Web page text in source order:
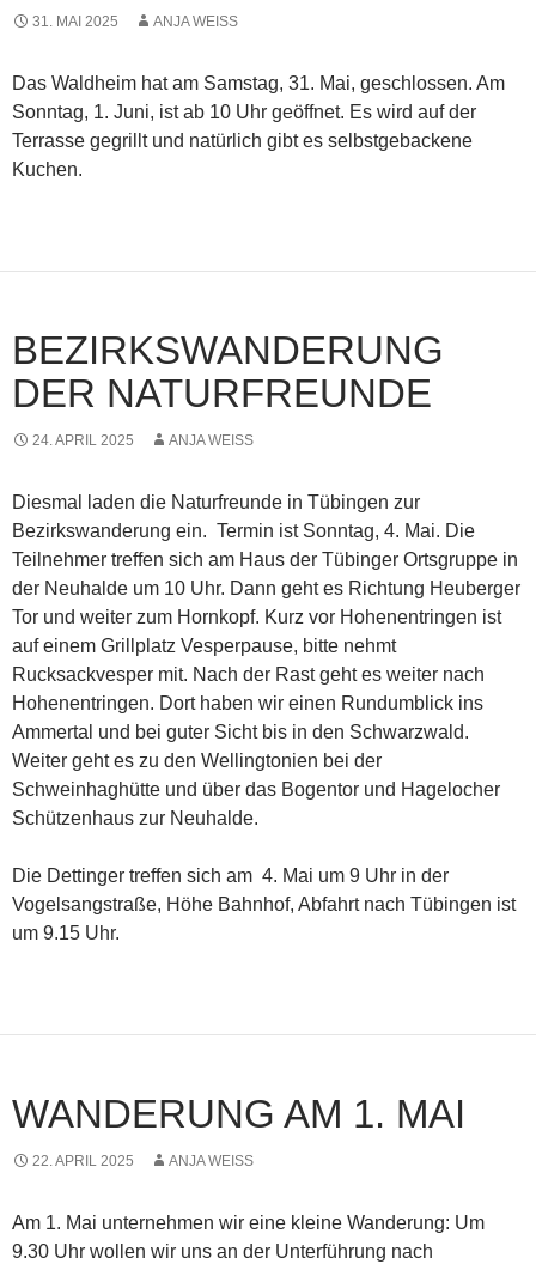
31. MAI 2025 ANJA WEISS
Das Waldheim hat am Samstag, 31. Mai, geschlossen. Am
Sonntag, 1. Juni, ist ab 10 Uhr geöffnet. Es wird auf der
Terrasse gegrillt und natürlich gibt es selbstgebackene
Kuchen.
BEZIRKSWANDERUNG
DER NATURFREUNDE
24. APRIL 2025 ANJA WEISS
Diesmal laden die Naturfreunde in Tübingen zur
Bezirkswanderung ein. Termin ist Sonntag, 4. Mai. Die
Teilnehmer treffen sich am Haus der Tübinger Ortsgruppe in
der Neuhalde um 10 Uhr. Dann geht es Richtung Heuberger
Tor und weiter zum Hornkopf. Kurz vor Hohenentringen ist
auf einem Grillplatz Vesperpause, bitte nehmt
Rucksackvesper mit. Nach der Rast geht es weiter nach
Hohenentringen. Dort haben wir einen Rundumblick ins
Ammertal und bei guter Sicht bis in den Schwarzwald.
Weiter geht es zu den Wellingtonien bei der
Schweinhaghütte und über das Bogentor und Hagelocher
Schützenhaus zur Neuhalde.
Die Dettinger treffen sich am 4. Mai um 9 Uhr in der
Vogelsangstraße, Höhe Bahnhof, Abfahrt nach Tübingen ist
um 9.15 Uhr.
WANDERUNG AM 1. MAI
22. APRIL 2025 ANJA WEISS
Am 1. Mai unternehmen wir eine kleine Wanderung: Um
9.30 Uhr wollen wir uns an der Unterführung nach